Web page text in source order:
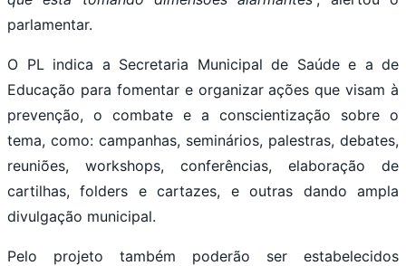
parlamentar.
O PL indica a Secretaria Municipal de Saúde e a de
Educação para fomentar e organizar ações que visam à
prevenção, o combate e a conscientização sobre o
tema, como: campanhas, seminários, palestras, debates,
reuniões, workshops, conferências, elaboração de
cartilhas, folders e cartazes, e outras dando ampla
divulgação municipal.
Pelo projeto também poderão ser estabelecidos